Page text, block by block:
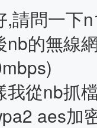
,請問一下
nb的無線
我從nb抓
aes加